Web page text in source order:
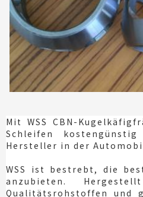
Mit WSS CBN-
Schleifen
Hersteller in der
WSS ist bestrebt, die
anzubieten.
Qualitätsrohstoffen und